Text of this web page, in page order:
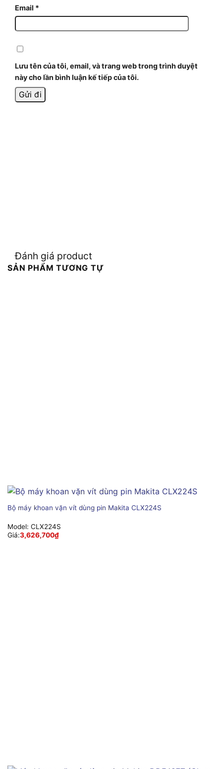
Email *
Lưu tên của tôi, email, và trang web trong trình duyệt
này cho lần bình luận kế tiếp của tôi.
Đánh giá product
SẢN PHẨM TƯƠNG TỰ
Bộ máy khoan vặn vít dùng pin Makita CLX224S
Model: CLX224S
Giá:3,626,700₫